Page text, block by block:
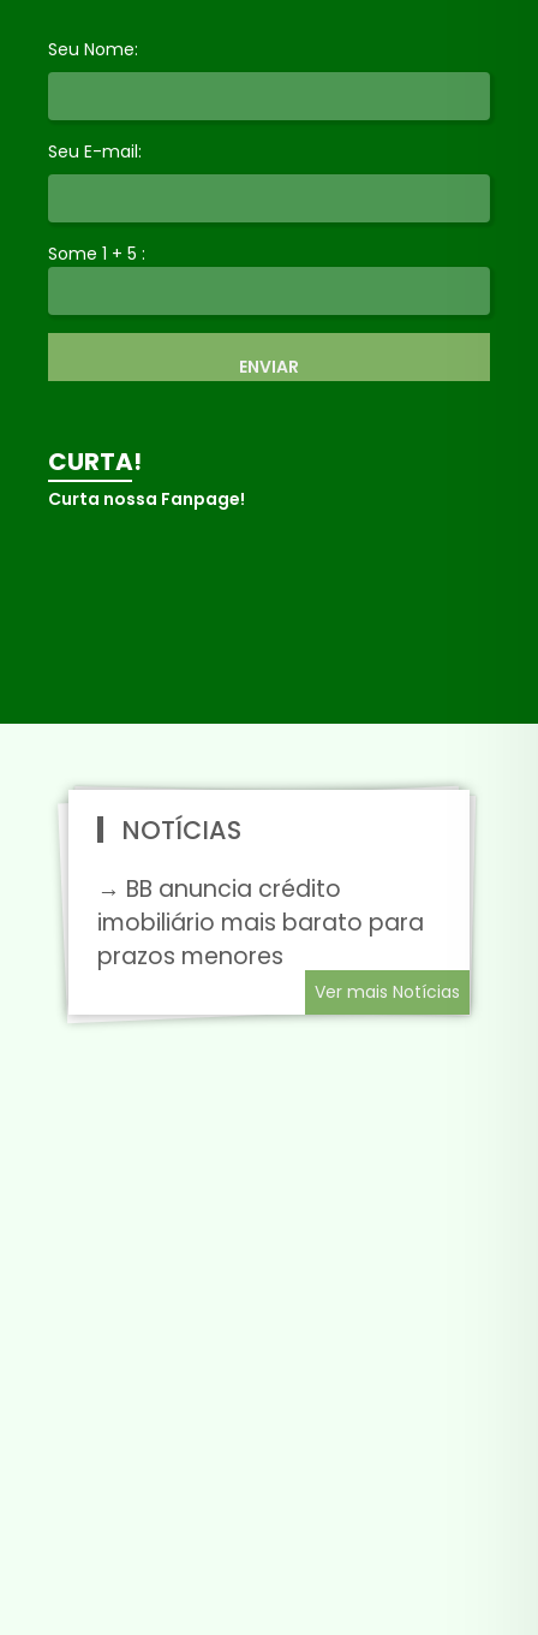
Seu Nome:
Seu E-mail:
Some 1 + 5 :
ENVIAR
CURTA!
Curta nossa Fanpage!
NOTÍCIAS
→ BB anuncia crédito
imobiliário mais barato para
prazos menores
Ver mais Notícias